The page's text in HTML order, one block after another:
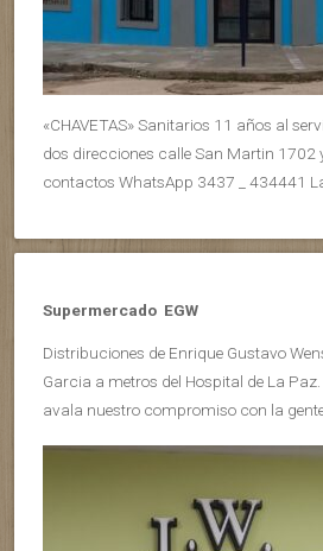
«CHAVETAS» Sanitarios 11 años al
dos direcciones calle San Martin 1702
contactos WhatsApp 3437 _ 434441
Supermercado EGW
Distribuciones de Enrique Gustavo
Garcia a metros del Hospital de La
avala nuestro compromiso con la